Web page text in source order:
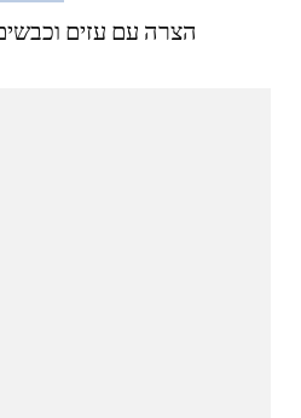
הצרה עם עזים